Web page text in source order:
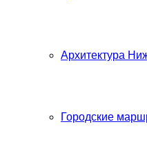
Архитектура
Городские